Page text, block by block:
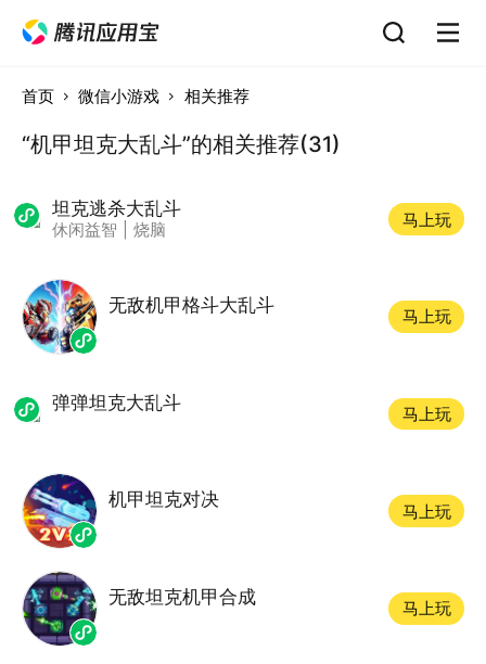
首页 微信小游戏 相关推荐
“机甲坦克大乱斗”的相关推荐(31)
坦克逃杀大乱斗
休闲益智 烧脑
马上玩
无敌机甲格斗大乱斗
马上玩
弹弹坦克大乱斗
马上玩
机甲坦克对决
马上玩
无敌坦克机甲合成
马上玩